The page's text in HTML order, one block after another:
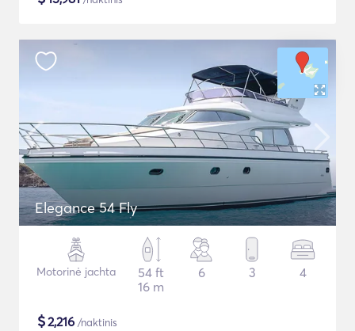
Elegance 54 Fly
Motorinė jachta
54 ft
16 m
6 3 4
$2,216 /naktinis